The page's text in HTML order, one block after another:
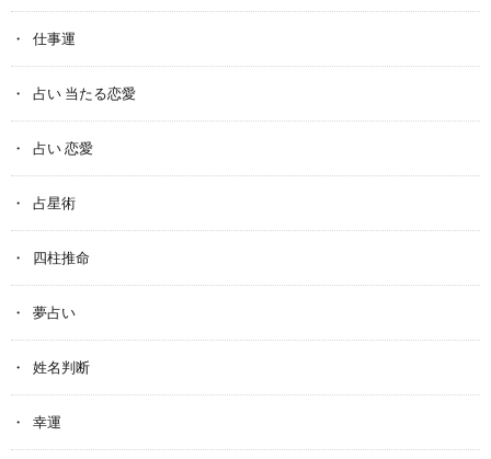
仕事運
占い 当たる恋愛
占い 恋愛
占星術
四柱推命
夢占い
姓名判断
幸運